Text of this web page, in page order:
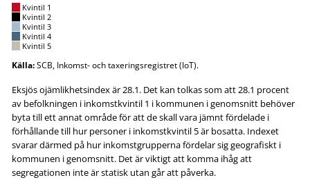
Kvintil 1
Kvintil 2
Kvintil 3
Kvintil 4
Kvintil 5
Källa:SCB, Inkomst- och taxeringsregistret (IoT).
Eksjös ojämlikhetsindex är 28.1. Det kan tolkas som att 28.1 procent
av befolkningen i inkomstkvintil 1 i kommunen i genomsnitt behöver
byta till ett annat område för att de skall vara jämnt fördelade i
förhållande till hur personer i inkomstkvintil 5 är bosatta. Indexet
svarar därmed på hur inkomstgrupperna fördelar sig geografiskt i
kommunen i genomsnitt. Det är viktigt att komma ihåg att
segregationen inte är statisk utan går att påverka.